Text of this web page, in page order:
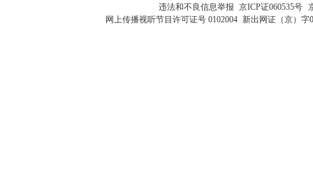
违法和不良信息举报 京ICP证060535号
网上传播视听节目许可证号 0102004 新出网证（京）